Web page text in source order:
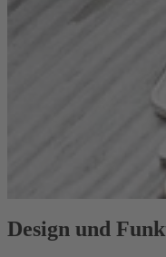
Design und